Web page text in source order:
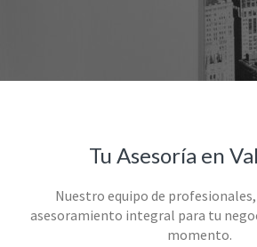
Tu Asesoría en
Nuestro equipo de
asesoramiento integral para tu
momento.